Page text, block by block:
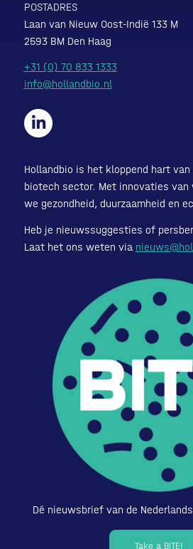
POSTADRES
Laan van Nieuw Oost-Indië 133 M
2593 BM Den Haag
+31 (0) 70 833 1333
info@hollandbio.nl
Hollandbio is het kloppend hart van
biotech sector. Met innovaties van
we gezondheid, duurzaamheid en
Heb je nieuwssuggesties of
Laat het ons weten via
Dé nieuwsbrief van de
Take a BITE!